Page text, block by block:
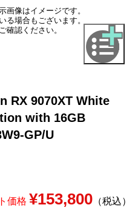
画像はイメージです。
る場合もございます。
確認ください。
RX 9070XT White
with 16GB
GP/U
価格 ¥153,800（税込）